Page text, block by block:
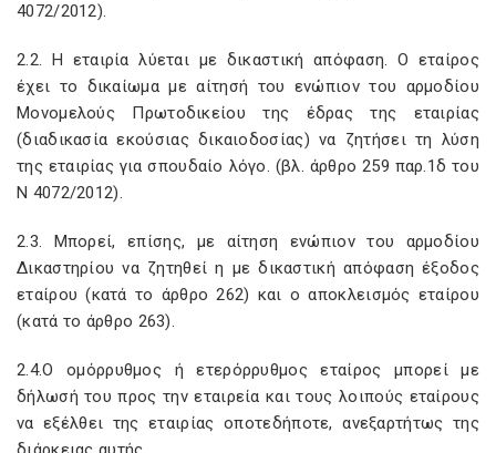
4072/2012).
2.2. Η εταιρία λύεται με δικαστική απόφαση. Ο εταίρος
έχει το δικαίωμα με αίτησή του ενώπιον του αρμοδίου
Μονομελούς Πρωτοδικείου της έδρας της εταιρίας
(διαδικασία εκούσιας δικαιοδοσίας) να ζητήσει τη λύση
της εταιρίας για σπουδαίο λόγο. (βλ. άρθρο 259 παρ.1δ του
Ν 4072/2012).
2.3. Μπορεί, επίσης, με αίτηση ενώπιον του αρμοδίου
Δικαστηρίου να ζητηθεί η με δικαστική απόφαση έξοδος
εταίρου (κατά το άρθρο 262) και ο αποκλεισμός εταίρου
(κατά το άρθρο 263).
2.4.Ο ομόρρυθμος ή ετερόρρυθμος εταίρος μπορεί με
δήλωσή του προς την εταιρεία και τους λοιπούς εταίρους
να εξέλθει της εταιρίας οποτεδήποτε, ανεξαρτήτως της